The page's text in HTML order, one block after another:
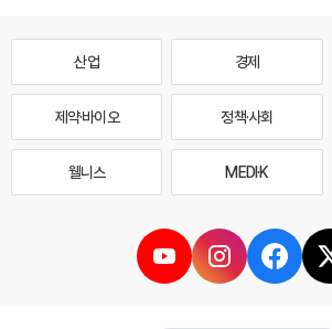
산업 경제
제약·바이오 정책·사회
웰니스 MEDI·K